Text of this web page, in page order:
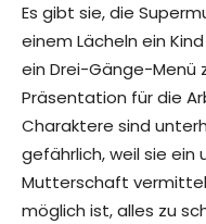
Es gibt sie, die
einem Lächeln ein
ein Drei-Gänge-Menü
Präsentation für die
Charaktere sind
gefährlich, weil sie ein
Mutterschaft
möglich ist, alles zu